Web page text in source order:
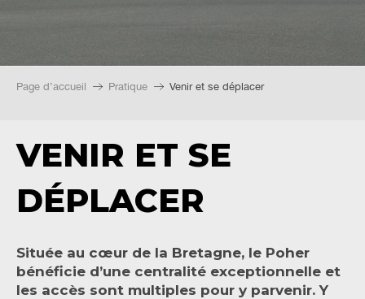
Page d’accueil Pratique Venir et se déplacer
VENIR ET SE
DÉPLACER
Située au cœur de la Bretagne, le Poher
bénéficie d’une centralité exceptionnelle et
les accès sont multiples pour y parvenir. Y